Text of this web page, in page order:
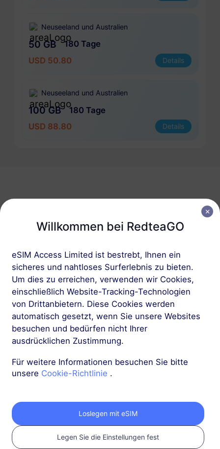
Neuseeland und Australien
50 GB
180 Tage
USD 50.80
Details
Neuseeland und Australien
100 GB
180 Tage
USD 88.80
Details
RedteaGO eSIM in 3
Schritten
Erste Schritte
Bestätigen Sie, dass
Ihr Gerät eSIM-
Willkommen bei RedteaGO
eSIM Access Limited ist bestrebt, Ihnen ein
sicheres und nahtloses Surferlebnis zu bieten.
Um dies zu erreichen, verwenden wir Cookies,
einschließlich Website-Tracking-Technologien
von Drittanbietern. Diese Cookies werden
automatisch gesetzt, wenn Sie unsere Websites
besuchen und bedürfen nicht Ihrer
ausdrücklichen Zustimmung.
Für weitere Informationen besuchen Sie bitte
unsere Cookie-Richtlinie .
Loslegen mit eSIM
Legen Sie die Einstellungen fest